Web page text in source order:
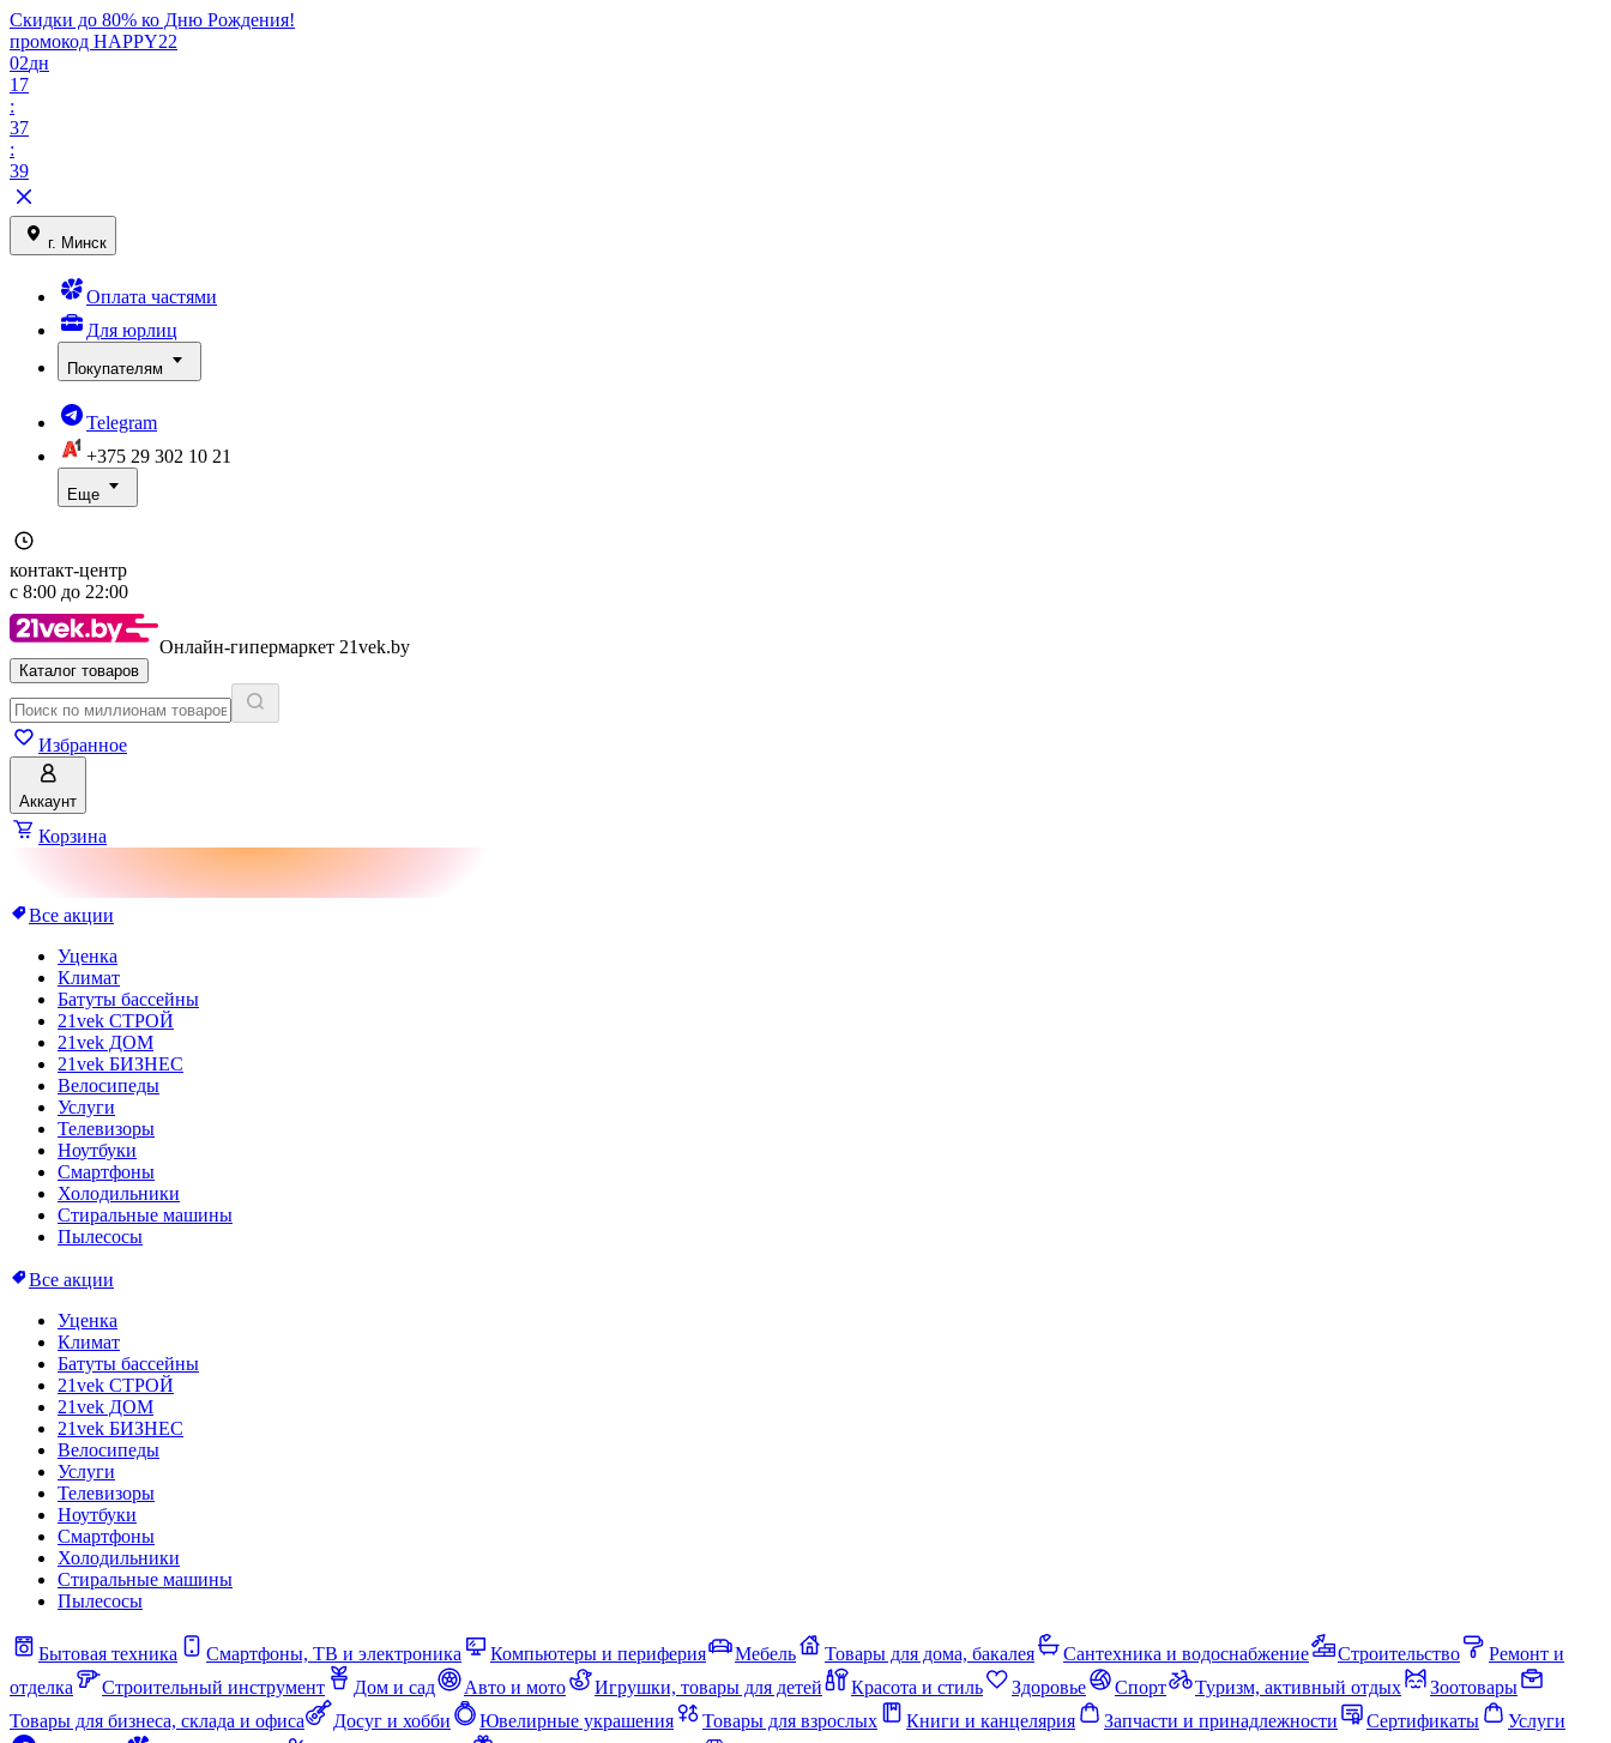
Скидки до 80% ко Дню Рождения!
промокод HAPPY22
02дн
17
:
37
:
39
г. Минск
Оплата частями
Для юрлиц
Покупателям
Telegram
+375 29 302 10 21
Еще
контакт-центр
с 8:00 до 22:00
Онлайн-гипермаркет 21vek.by
Каталог товаров
Избранное
Аккаунт
Корзина
Все акции
Уценка
Климат
Батуты бассейны
21vek СТРОЙ
21vek ДОМ
21vek БИЗНЕС
Велосипеды
Услуги
Телевизоры
Ноутбуки
Смартфоны
Холодильники
Стиральные машины
Пылесосы
Все акции
Уценка
Климат
Батуты бассейны
21vek СТРОЙ
21vek ДОМ
21vek БИЗНЕС
Велосипеды
Услуги
Телевизоры
Ноутбуки
Смартфоны
Холодильники
Стиральные машины
Пылесосы
Бытовая техника Смартфоны, ТВ и электроника Компьютеры и периферия Мебель Товары для дома, бакалея Сантехника и водоснабжение Строительство
Ремонт и
отделка
Строительный инструмент Дом и сад Авто и мото Игрушки, товары для детей Красота и стиль Здоровье Спорт Туризм, активный отдых
Зоотовары
Товары для бизнеса, склада и офиса
Досуг и хобби Ювелирные украшения Товары для взрослых Книги и канцелярия Запчасти и принадлежности Сертификаты
Услуги